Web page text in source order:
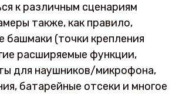
к различным сценариям
также, как правило,
башмаки (точки крепления
расширяемые функции,
для наушников/микрофона,
батарейные отсеки и многое